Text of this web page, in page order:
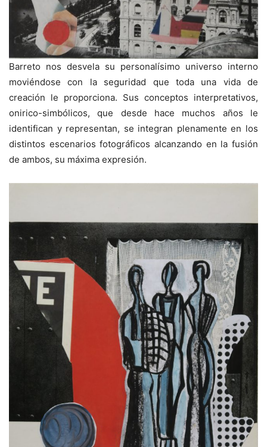
Barreto nos desvela su personalísimo universo interno
moviéndose con la seguridad que toda una vida de
creación le proporciona. Sus conceptos interpretativos,
onirico-simbólicos, que desde hace muchos años le
identifican y representan, se integran plenamente en los
distintos escenarios fotográficos alcanzando en la fusión
de ambos, su máxima expresión.